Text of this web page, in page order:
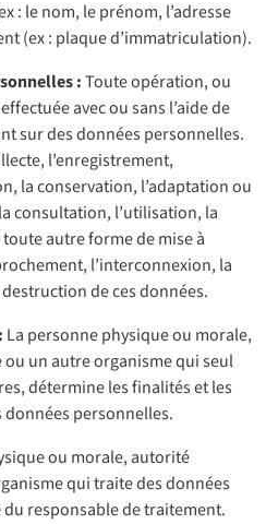
: le nom, le prénom, l’adresse
(ex : plaque d’immatriculation).
:Toute opération, ou
avec ou sans l’aide de
sur des données personnelles.
l’enregistrement,
la conservation, l’adaptation ou
consultation, l’utilisation, la
autre forme de mise à
l’interconnexion, la
de ces données.
La personne physique ou morale,
un autre organisme qui seul
détermine les finalités et les
personnelles.
ou morale, autorité
qui traite des données
responsable de traitement.